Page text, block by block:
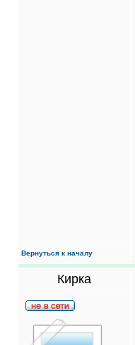
Вернуться к началу
Кирка